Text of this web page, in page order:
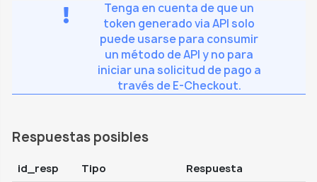
Tenga en cuenta de que un
token generado via API solo
puede usarse para consumir
un método de API y no para
iniciar una solicitud de pago a
través de E-Checkout.
Respuestas posibles
id_resp Tipo
Respuesta